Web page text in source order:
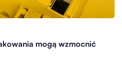
mogą wzmocnić